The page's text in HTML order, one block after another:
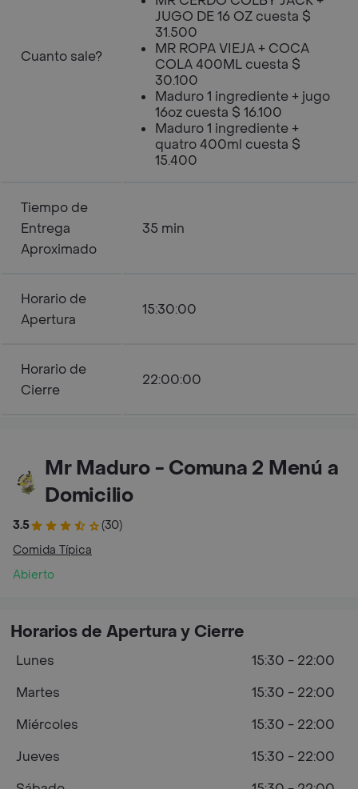
Cuanto sale?
JUGO DE 16 OZ cuesta $
31.500
MR ROPA VIEJA + COCA
COLA 400ML cuesta $
30.100
Maduro 1 ingrediente + jugo
16oz cuesta $ 16.100
Maduro 1 ingrediente +
quatro 400ml cuesta $
15.400
Tiempo de
Entrega
Aproximado
35 min
Horario de
Apertura
15:30:00
Horario de
Cierre
22:00:00
Mr Maduro - Comuna 2 Menú a
Domicilio
3.5
(30)
Comida Típica
Abierto
Horarios de Apertura y Cierre
Lunes
15:30 - 22:00
Martes
15:30 - 22:00
Miércoles
15:30 - 22:00
Jueves
15:30 - 22:00